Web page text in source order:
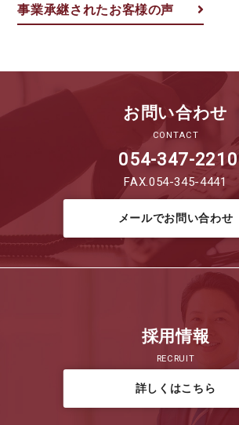
事業承継されたお客様の声
お問い合わせ
CONTACT
054-347-2210
FAX.054-345-4441
メールでお問い合わせ
採用情報
RECRUIT
詳しくはこちら